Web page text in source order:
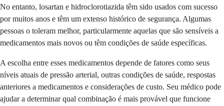
No entanto, losartan e hidroclorotiazida têm sido usados com sucesso
por muitos anos e têm um extenso histórico de segurança. Algumas
pessoas o toleram melhor, particularmente aquelas que são sensíveis a
medicamentos mais novos ou têm condições de saúde específicas.
A escolha entre esses medicamentos depende de fatores como seus
níveis atuais de pressão arterial, outras condições de saúde, respostas
anteriores a medicamentos e considerações de custo. Seu médico pode
ajudar a determinar qual combinação é mais provável que funcione